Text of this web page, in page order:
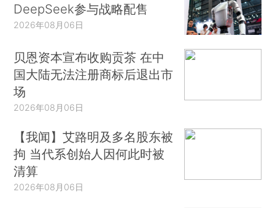
DeepSeek参与战略配售
2026年08月06日
贝恩资本宣布收购贡茶 在中
国大陆无法注册商标后退出市
场
2026年08月06日
【我闻】艾路明及多名股东被
拘 当代系创始人因何此时被
清算
2026年08月06日